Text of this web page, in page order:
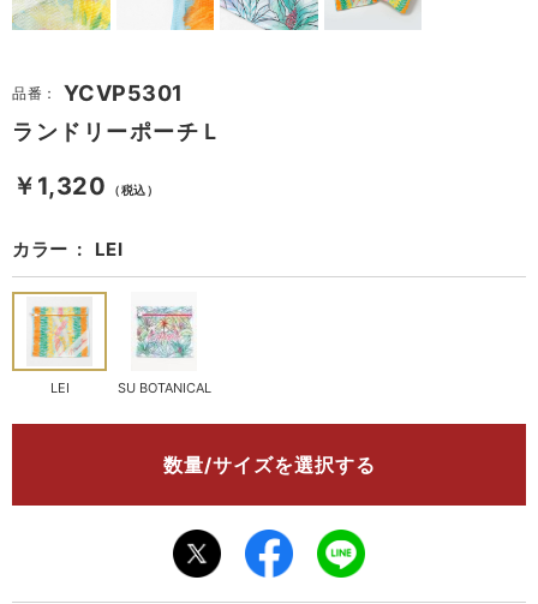
品番：
YCVP5301
ランドリーポーチＬ
￥1,320 （税込）
カラー LEI
LEI SU BOTANICAL
数量/サイズを選択する